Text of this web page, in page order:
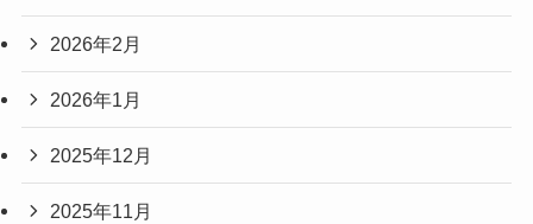
2026年2月
2026年1月
2025年12月
2025年11月